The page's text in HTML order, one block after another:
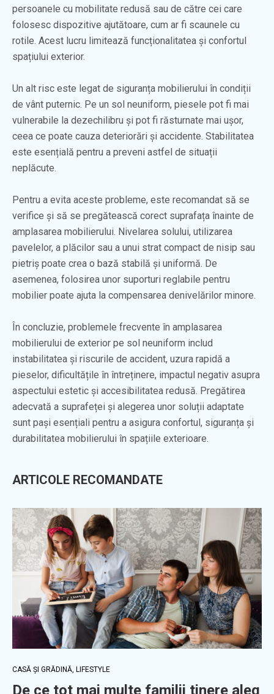
persoanele cu mobilitate redusă sau de către cei care
folosesc dispozitive ajutătoare, cum ar fi scaunele cu
rotile. Acest lucru limitează funcționalitatea și confortul
spațiului exterior.
Un alt risc este legat de siguranța mobilierului în condiții
de vânt puternic. Pe un sol neuniform, piesele pot fi mai
vulnerabile la dezechilibru și pot fi răsturnate mai ușor,
ceea ce poate cauza deteriorări și accidente. Stabilitatea
este esențială pentru a preveni astfel de situații
neplăcute.
Pentru a evita aceste probleme, este recomandat să se
verifice și să se pregătească corect suprafața înainte de
amplasarea mobilierului. Nivelarea solului, utilizarea
pavelelor, a plăcilor sau a unui strat compact de nisip sau
pietriș poate crea o bază stabilă și uniformă. De
asemenea, folosirea unor suporturi reglabile pentru
mobilier poate ajuta la compensarea denivelărilor minore.
În concluzie, problemele frecvente în amplasarea
mobilierului de exterior pe sol neuniform includ
instabilitatea și riscurile de accident, uzura rapidă a
pieselor, dificultățile în întreținere, impactul negativ asupra
aspectului estetic și accesibilitatea redusă. Pregătirea
adecvată a suprafeței și alegerea unor soluții adaptate
sunt pași esențiali pentru a asigura confortul, siguranța și
durabilitatea mobilierului în spațiile exterioare.
ARTICOLE RECOMANDATE
CASĂ ȘI GRĂDINĂ, LIFESTYLE